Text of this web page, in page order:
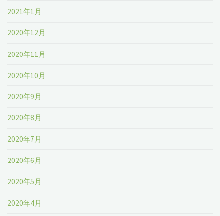
2021年1月
2020年12月
2020年11月
2020年10月
2020年9月
2020年8月
2020年7月
2020年6月
2020年5月
2020年4月